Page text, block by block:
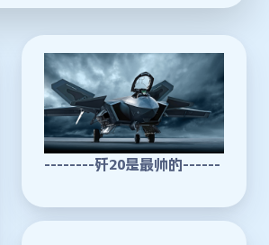
--------歼20是最帅的------